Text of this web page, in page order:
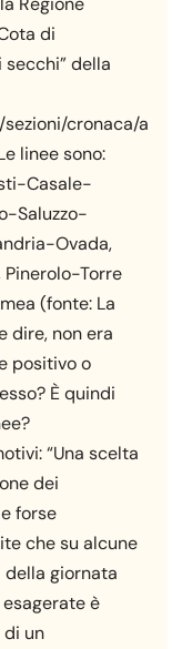
di
della
cronaca/
linee sono:
Casale-
Saluzzo-
Ovada,
Torre
(fonte: La
dire, non era
positivo o
È quindi
“Una scelta
dei
forse
che su alcune
giornata
è
un